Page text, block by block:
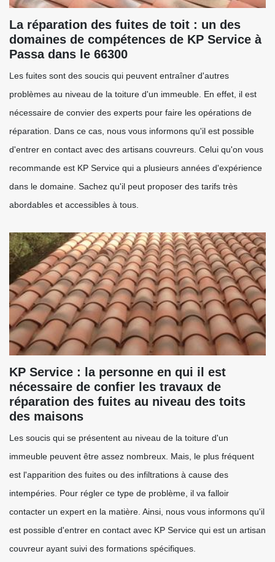
La réparation des fuites de toit : un des
domaines de compétences de KP Service à
Passa dans le 66300
Les fuites sont des soucis qui peuvent entraîner d'autres
problèmes au niveau de la toiture d'un immeuble. En effet, il est
nécessaire de convier des experts pour faire les opérations de
réparation. Dans ce cas, nous vous informons qu'il est possible
d'entrer en contact avec des artisans couvreurs. Celui qu'on vous
recommande est KP Service qui a plusieurs années d'expérience
dans le domaine. Sachez qu'il peut proposer des tarifs très
abordables et accessibles à tous.
KP Service : la personne en qui il est
nécessaire de confier les travaux de
réparation des fuites au niveau des toits
des maisons
Les soucis qui se présentent au niveau de la toiture d'un
immeuble peuvent être assez nombreux. Mais, le plus fréquent
est l'apparition des fuites ou des infiltrations à cause des
intempéries. Pour régler ce type de problème, il va falloir
contacter un expert en la matière. Ainsi, nous vous informons qu'il
est possible d'entrer en contact avec KP Service qui est un artisan
couvreur ayant suivi des formations spécifiques.